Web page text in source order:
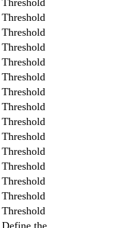
Threshold
Threshold
Threshold
Threshold
Threshold
Threshold
Threshold
Threshold
Threshold
Threshold
Threshold
Threshold
Threshold
Threshold
Define the